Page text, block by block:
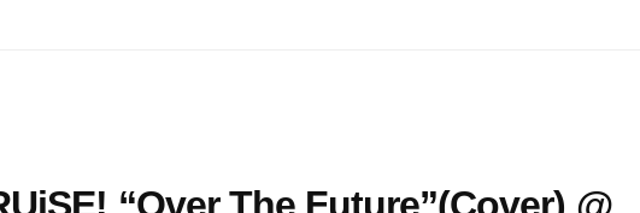
“Over The Future”(Cover) @